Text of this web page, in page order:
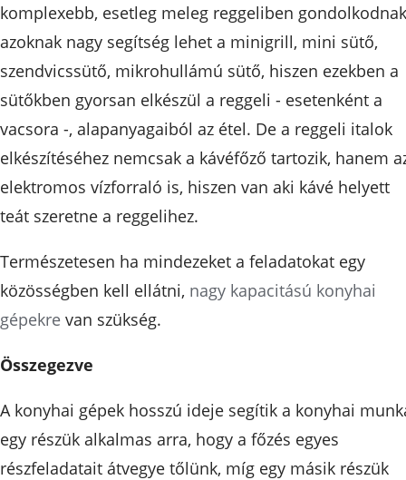
komplexebb, esetleg meleg reggeliben
azoknak nagy segítség lehet a minigrill, mini sütő,
szendvicssütő, mikrohullámú sütő, hiszen ezekben a
sütőkben gyorsan elkészül a reggeli - esetenként a
vacsora -, alapanyagaiból az étel. De a reggeli italok
elkészítéséhez nemcsak a kávéfőző tartozik, hanem
elektromos vízforraló is, hiszen van aki kávé helyett
teát szeretne a reggelihez.
Természetesen ha mindezeket a feladatokat egy
közösségben kell ellátni, nagy kapacitású konyhai
gépekre van szükség.
Összegezve
A konyhai gépek hosszú ideje segítik a konyhai
egy részük alkalmas arra, hogy a főzés egyes
részfeladatait átvegye tőlünk, míg egy másik részük